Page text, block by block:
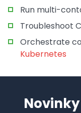
Run multi-
Troubleshoot
Orchestrate
Kubernetes